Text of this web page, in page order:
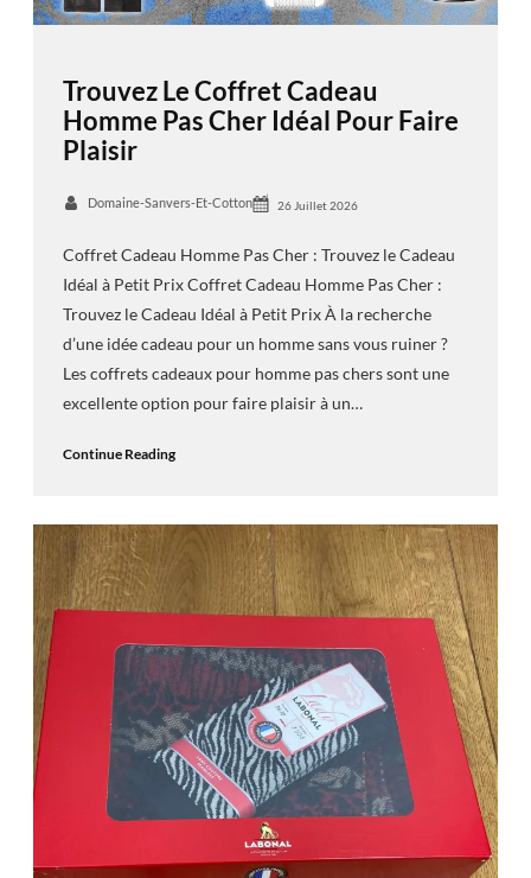
Trouvez Le Coffret Cadeau
Homme Pas Cher Idéal Pour Faire
Plaisir
Domaine-Sanvers-Et-Cotton 26 Juillet 2026
Coffret Cadeau Homme Pas Cher : Trouvez le Cadeau
Idéal à Petit Prix Coffret Cadeau Homme Pas Cher :
Trouvez le Cadeau Idéal à Petit Prix À la recherche
d’une idée cadeau pour un homme sans vous ruiner ?
Les coffrets cadeaux pour homme pas chers sont une
excellente option pour faire plaisir à un…
Continue Reading